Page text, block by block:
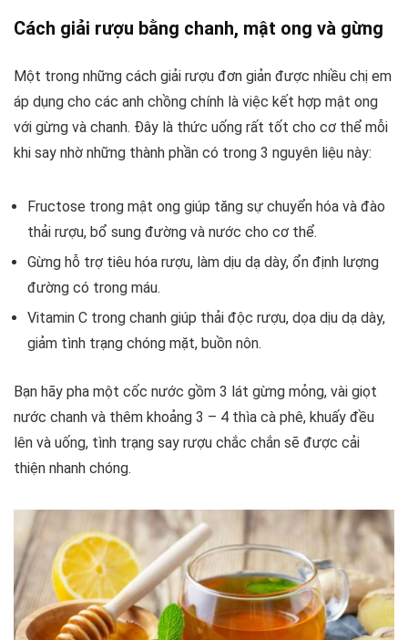
Cách giải rượu bằng chanh, mật ong và gừng
Một trong những cách giải rượu đơn giản được nhiều chị em
áp dụng cho các anh chồng chính là việc kết hợp mật ong
với gừng và chanh. Đây là thức uống rất tốt cho cơ thể mỗi
khi say nhờ những thành phần có trong 3 nguyên liệu này:
Fructose trong mật ong giúp tăng sự chuyển hóa và đào
thải rượu, bổ sung đường và nước cho cơ thể.
Gừng hỗ trợ tiêu hóa rượu, làm dịu dạ dày, ổn định lượng
đường có trong máu.
Vitamin C trong chanh giúp thải độc rượu, dọa dịu dạ dày,
giảm tình trạng chóng mặt, buồn nôn.
Bạn hãy pha một cốc nước gồm 3 lát gừng mỏng, vài giọt
nước chanh và thêm khoảng 3 – 4 thìa cà phê, khuấy đều
lên và uống, tình trạng say rượu chắc chắn sẽ được cải
thiện nhanh chóng.